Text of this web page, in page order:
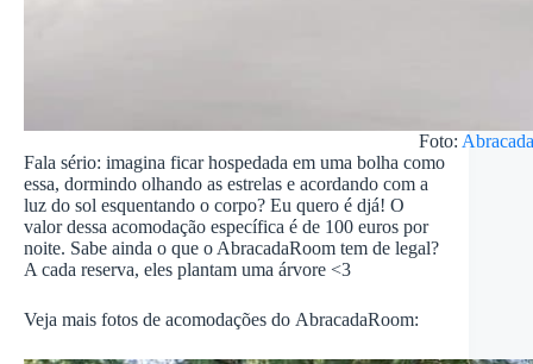
Foto:
Fala sério: imagina ficar hospedada em uma bolha como
essa, dormindo olhando as estrelas e acordando com a
luz do sol esquentando o corpo? Eu quero é djá! O
valor dessa acomodação específica é de 100 euros por
noite. Sabe ainda o que o AbracadaRoom tem de legal?
A cada reserva, eles plantam uma árvore <3
Veja mais fotos de acomodações do AbracadaRoom: